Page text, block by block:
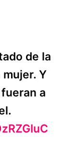
de la
Y
a